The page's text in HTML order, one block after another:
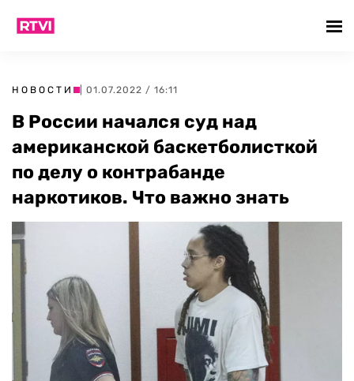
НОВОСТИ | 01.07.2022 / 16:11
В России начался суд над
американской баскетболисткой
по делу о контрабанде
наркотиков. Что важно знать